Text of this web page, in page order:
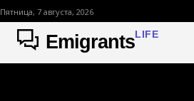
Пятница, 7 августа, 2026
EmigrantsLIFE